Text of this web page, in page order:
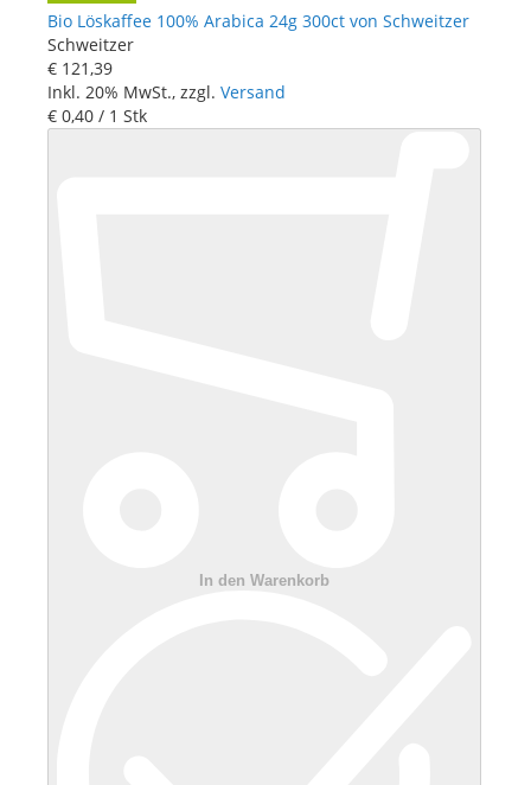
Bio Löskaffee 100% Arabica 24g 300ct von Schweitzer
Schweitzer
€ 121,39
Inkl. 20% MwSt., zzgl. Versand
€ 0,40 / 1 Stk
In den Warenkorb